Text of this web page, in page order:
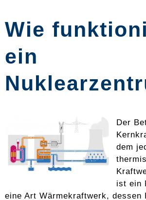
Wie
ein
Der
dem
ist ein
eine Art Wärmekraftwerk, dessen